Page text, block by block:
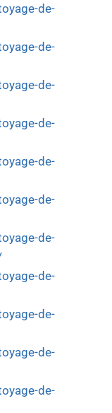
de-
de-
de-
de-
de-
de-
de-
de-
de-
de-
de-